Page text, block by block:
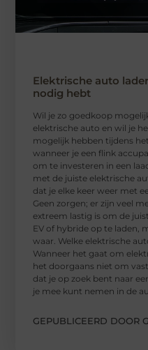
Elektrische auto
nodig hebt
Wil je zo goedkoop
elektrische auto en wil je
mogelijk hebben tijdens
wanneer je een flink
om te investeren in een
met de juiste elektrische
dat je elke keer weer met
Geen zorgen; er zijn veel
extreem lastig is om de
EV of hybride op te laden,
waar. Welke elektrische
Wanneer het gaat om
het doorgaans niet om
dat je op zoek bent naar
je mee kunt nemen in de
GEPUBLICEERD DOOR